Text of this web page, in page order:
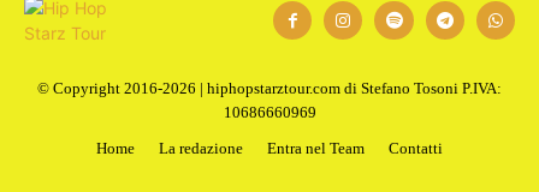
© Copyright 2016-2026 | hiphopstarztour.com di Stefano Tosoni P.IVA:
10686660969
Home
La redazione Entra nel Team Contatti